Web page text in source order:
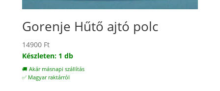
Gorenje Hűtő ajtó polc
14900 Ft
Készleten: 1 db
🚚 Akár másnapi szállítás
✅ Magyar raktárról